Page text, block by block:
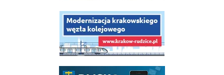
link do opisu projektu budowy linii kolejowej Krakow Rudzice
link do opisu aplikacji - BLISKO, Gmina Wieliczka w aplikacji Blisko